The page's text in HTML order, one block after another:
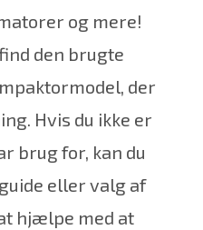
og mere!
den brugte
der
Hvis du ikke er
brug for, kan du
eller valg af
hjælpe med at